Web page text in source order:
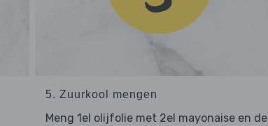
5. Zuurkool mengen
Meng 1el olijfolie met 2el mayonaise en de